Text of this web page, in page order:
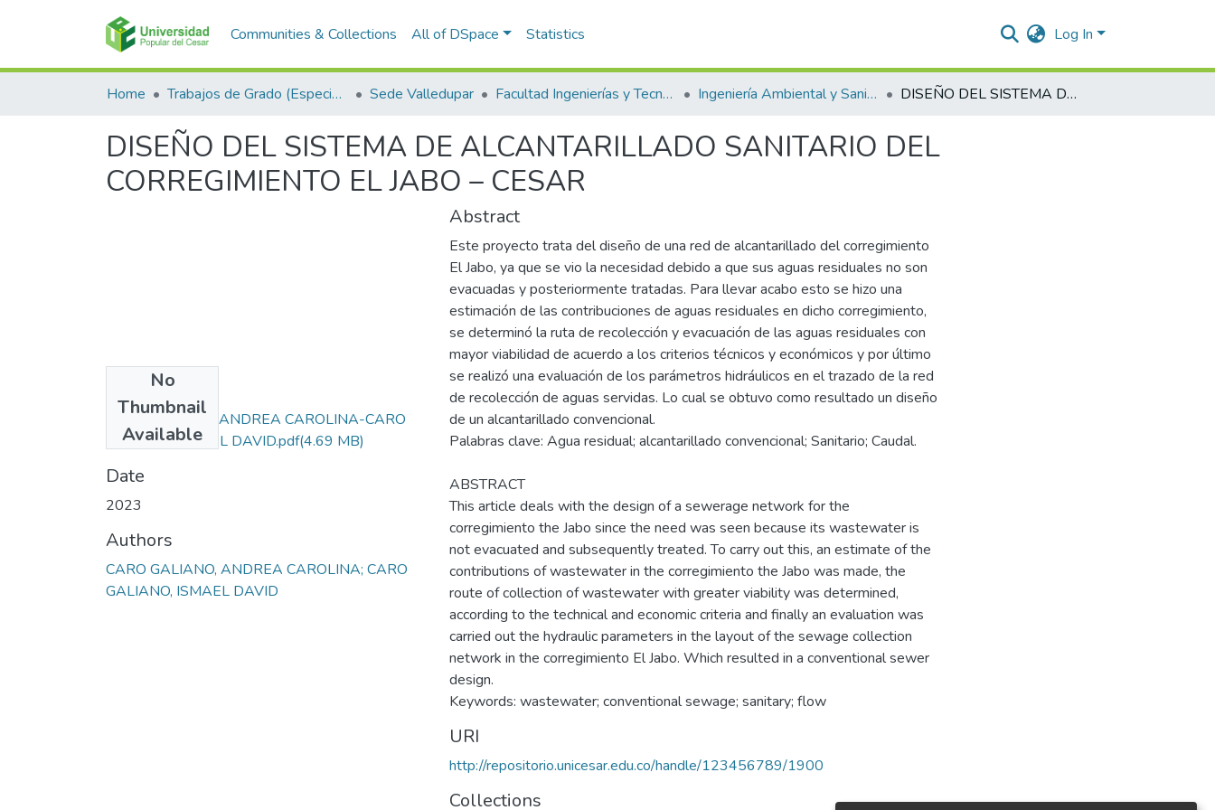
Communities & Collections All of DSpace Statistics Log In
Home Trabajos de Grado (Especializaciones y Pregrados) Sede Valledupar Facultad Ingenierías y Tecnologías Ingeniería Ambiental y Sanitaria. DISEÑO DEL SISTEMA DE ALCANTARILLADO SANITARIO DEL CORREGIMIENTO EL JABO – CESAR
DISEÑO DEL SISTEMA DE ALCANTARILLADO SANITARIO DEL
CORREGIMIENTO EL JABO – CESAR
No
Thumbnail
Available
CARO GALIANO ANDREA CAROLINA-CARO
GALIANO ISMAEL DAVID.pdf(4.69 MB)
Date
2023
Authors
CARO GALIANO, ANDREA CAROLINA; CARO
GALIANO, ISMAEL DAVID
Abstract
Este proyecto trata del diseño de una red de alcantarillado del corregimiento
El Jabo, ya que se vio la necesidad debido a que sus aguas residuales no son
evacuadas y posteriormente tratadas. Para llevar acabo esto se hizo una
estimación de las contribuciones de aguas residuales en dicho corregimiento,
se determinó la ruta de recolección y evacuación de las aguas residuales con
mayor viabilidad de acuerdo a los criterios técnicos y económicos y por último
se realizó una evaluación de los parámetros hidráulicos en el trazado de la red
de recolección de aguas servidas. Lo cual se obtuvo como resultado un diseño
de un alcantarillado convencional.
Palabras clave: Agua residual; alcantarillado convencional; Sanitario; Caudal.
ABSTRACT
This article deals with the design of a sewerage network for the
corregimiento the Jabo since the need was seen because its wastewater is
not evacuated and subsequently treated. To carry out this, an estimate of the
contributions of wastewater in the corregimiento the Jabo was made, the
route of collection of wastewater with greater viability was determined,
according to the technical and economic criteria and finally an evaluation was
carried out the hydraulic parameters in the layout of the sewage collection
network in the corregimiento El Jabo. Which resulted in a conventional sewer
design.
Keywords: wastewater; conventional sewage; sanitary; flow
URI
http://repositorio.unicesar.edu.co/handle/123456789/1900
Collections